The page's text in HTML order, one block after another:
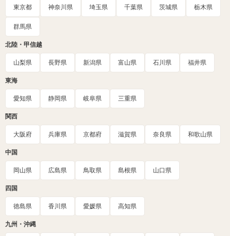
東京都 神奈川県 埼玉県 千葉県 茨城県 栃木県
群馬県
北陸・甲信越
山梨県 長野県 新潟県 富山県 石川県 福井県
東海
愛知県 静岡県 岐阜県 三重県
関西
大阪府 兵庫県 京都府 滋賀県 奈良県 和歌山県
中国
岡山県 広島県 鳥取県 島根県 山口県
四国
徳島県 香川県 愛媛県 高知県
九州・沖縄